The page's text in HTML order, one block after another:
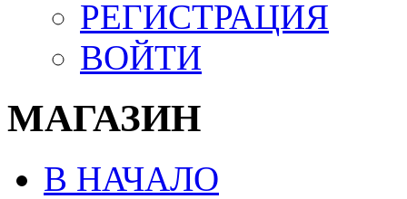
РЕГИСТРАЦИЯ
ВОЙТИ
МАГАЗИН
В НАЧАЛО